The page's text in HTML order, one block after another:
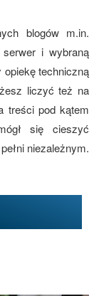
blogów m.in.
i wybraną
opiekę techniczną
liczyć też na
treści pod kątem
się cieszyć
niezależnym.